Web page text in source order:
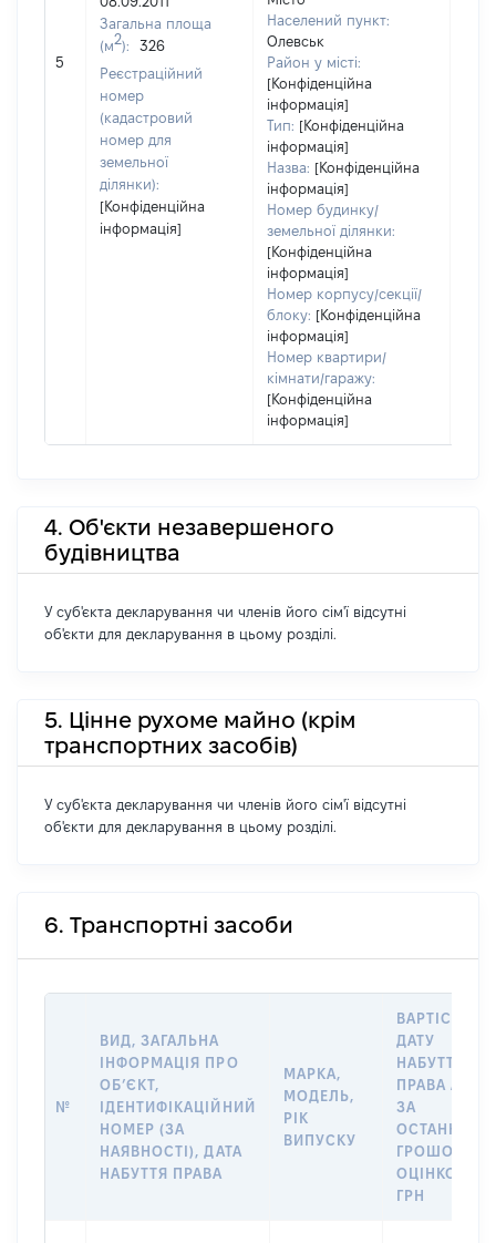
5
Загальна площа
(м2):
326
Реєстраційний
номер
(кадастровий
номер для
земельної
ділянки):
[Конфіденційна
інформація]
Населений пункт:
Олевськ
Район у місті:
[Конфіденційна
інформація]
Тип: [Конфіденційна
інформація]
Назва: [Конфіденційна
інформація]
Номер будинку/
земельної ділянки:
[Конфіденційна
інформація]
Номер корпусу/секції/
блоку: [Конфіденційна
інформація]
Номер квартири/
кімнати/гаражу:
[Конфіденційна
інформація]
4. Об'єкти незавершеного
будівництва
У суб'єкта декларування чи членів його сім'ї відсутні
об'єкти для декларування в цьому розділі.
5. Цінне рухоме майно (крім
транспортних засобів)
У суб'єкта декларування чи членів його сім'ї відсутні
об'єкти для декларування в цьому розділі.
6. Транспортні засоби
№
ВИД, ЗАГАЛЬНА
ІНФОРМАЦІЯ ПРО
ОБʼЄКТ,
ІДЕНТИФІКАЦІЙНИЙ
НОМЕР (ЗА
НАЯВНОСТІ), ДАТА
НАБУТТЯ ПРАВА
МАРКА,
МОДЕЛЬ,
РІК
ВИПУСКУ
ВАРТІСТЬ НА
ДАТУ
НАБУТТЯ
ПРАВА АБО
ЗА
ГРОШОВОЮ
ОЦІНКОЮ,
ГРН